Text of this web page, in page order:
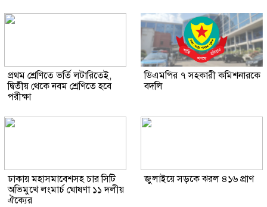
প্রথম শ্রেণিতে ভর্তি লটারিতেই,
দ্বিতীয় থেকে নবম শ্রেণিতে হবে
পরীক্ষা
ডিএমপির ৭ সহকারী কমিশনারকে
বদলি
ঢাকায় মহাসমাবেশসহ চার সিটি
অভিমুখে লংমার্চ ঘোষণা ১১ দলীয়
ঐক্যের
জুলাইয়ে সড়কে ঝরল ৪১৬ প্রাণ